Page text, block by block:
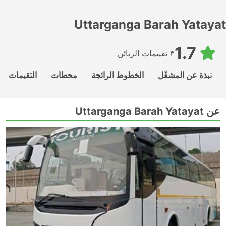
Uttarganga Barah Yatayat
٣ تقييمات الزبائن
نبذة عن المشغّل الخطوط الرائجة محطات التقيمات
عن Uttarganga Barah Yatayat